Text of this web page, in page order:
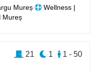
Mureș
Wellness |
Mureș
1 - 50
1
21